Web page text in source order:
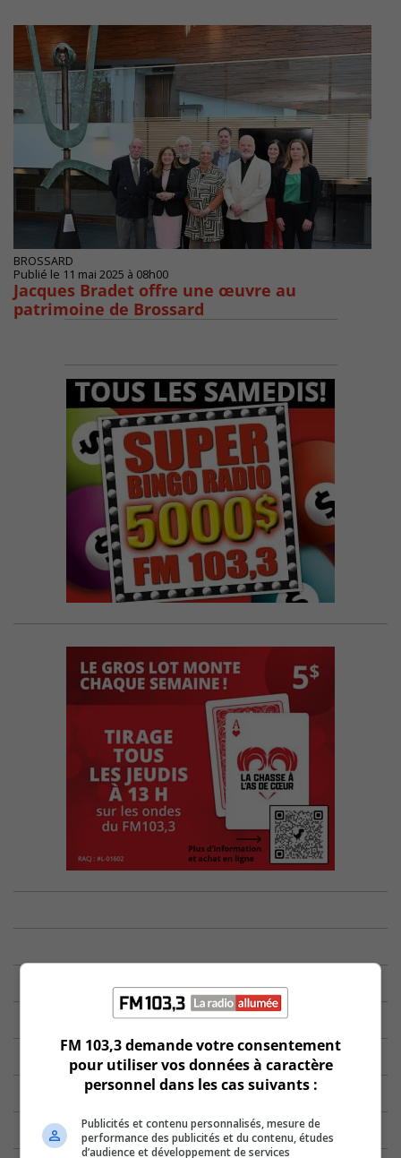
BROSSARD
Publié le 11 mai 2025 à 08h00
Jacques Bradet offre une œuvre au
patrimoine de Brossard
FM 103,3 demande votre consentement
pour utiliser vos données à caractère
personnel dans les cas suivants :
Publicités et contenu personnalisés, mesure de
performance des publicités et du contenu, études
d’audience et développement de services